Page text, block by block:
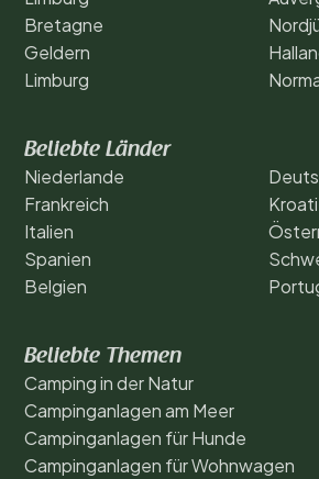
Bretagne
Geldern
Limburg
Beliebte Länder
Niederlande
Frankreich
Italien
Spanien
Belgien
Beliebte Themen
Camping in der Natur
Campinganlagen am Meer
Campinganlagen für Hunde
Campinganlagen für Wohnwagen